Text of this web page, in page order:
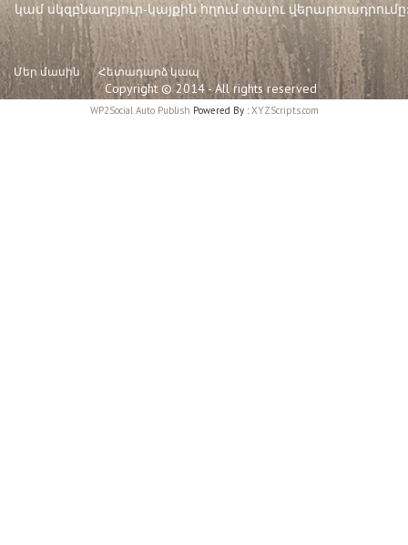
կամ սկզբնաղբյուր-կայքին հղում տալու վերարտադրումը:
Մեր մասին Հետադարձ կապ
Copyright © 2014 - All rights reserved
WP2Social Auto Publish Powered By :XYZScripts.com